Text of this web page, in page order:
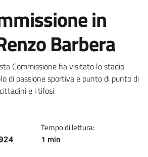
in
Barbera
notizia
Commissione ha visitato lo stadio
di passione sportiva e punto di punto di
e i tifosi.
Tempo di lettura:
1 min